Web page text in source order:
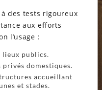
des tests rigoureux
aux efforts
l’usage :
lieux publics.
privés domestiques.
accueillant
et stades.